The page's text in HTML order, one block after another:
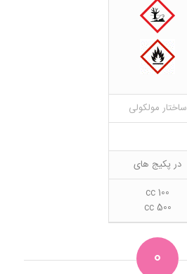
ساختار مولکولی
در پکیج های
100 cc
500 cc
0